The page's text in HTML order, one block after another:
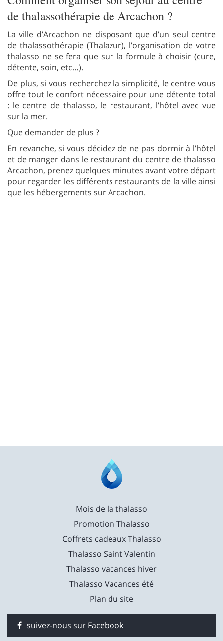
de thalassothérapie de Arcachon ?
La ville d’Arcachon ne disposant que d’un seul centre
de thalassothérapie (Thalazur), l’organisation de votre
thalasso ne se fera que sur la formule à choisir (cure,
détente, soin, etc…).
De plus, si vous recherchez la simplicité, le centre vous
offre tout le confort nécessaire pour une détente total
: le centre de thalasso, le restaurant, l’hôtel avec vue
sur la mer.
Que demander de plus ?
En revanche, si vous décidez de ne pas dormir à l’hôtel
et de manger dans le restaurant du centre de thalasso
Arcachon, prenez quelques minutes avant votre départ
pour regarder les différents restaurants de la ville ainsi
que les hébergements sur Arcachon.
Mois de la thalasso
Promotion Thalasso
Coffrets cadeaux Thalasso
Thalasso Saint Valentin
Thalasso vacances hiver
Thalasso Vacances été
Plan du site
suivez-nous sur Facebook